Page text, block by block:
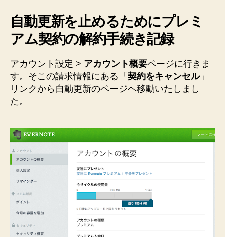
自動更新を止めるためにプレミ
アム契約の解約手続き記録
アカウント設定 > アカウント概要ページに行きま
す。そこの請求情報にある「 契約をキャンセル」
リンクから自動更新のページヘ移動いたしまし
た。